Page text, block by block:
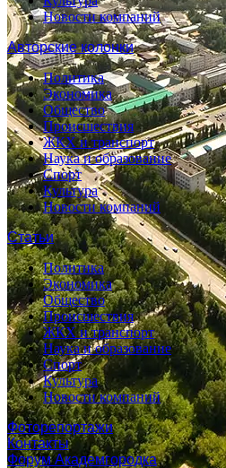
Новости компаний
Авторские колонки
Политика
Экономика
Общество
Происшествия
ЖКХ и транспорт
Наука и образование
Спорт
Культура
Новости компаний
Статьи
Политика
Экономика
Общество
Происшествия
ЖКХ и транспорт
Наука и образование
Спорт
Культура
Новости компаний
Фоторепортажи
Контакты
Форум Академгородка